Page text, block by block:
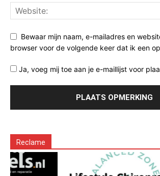
Bewaar mijn naam, e-mailadres en
browser voor de volgende keer dat ik een
Ja, voeg mij toe aan je e-maillijst voor
Reclame